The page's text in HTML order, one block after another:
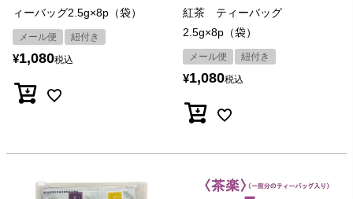
ィーバッグ2.5g×8p（袋）
メール便 紐付き
¥1,080税込
紅茶 ティーバッグ
2.5g×8p（袋）
メール便 紐付き
¥1,080税込